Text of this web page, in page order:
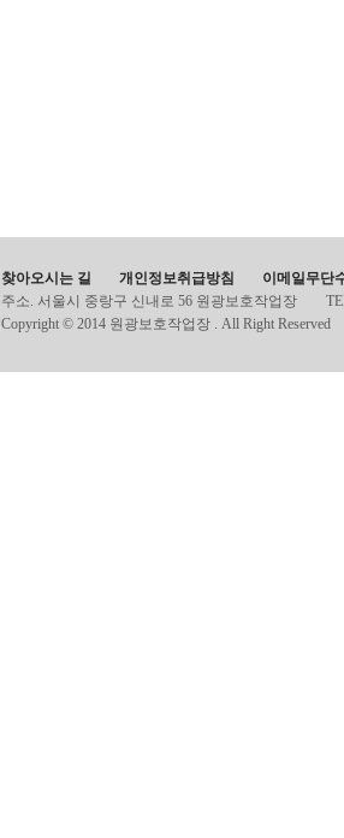
찾아오시는 길 개인정보취급방침
이메일무단
주소. 서울시 중랑구 신내로 56 원광보호작업장
Copyright © 2014 원광보호작업장 . All Right Reserved